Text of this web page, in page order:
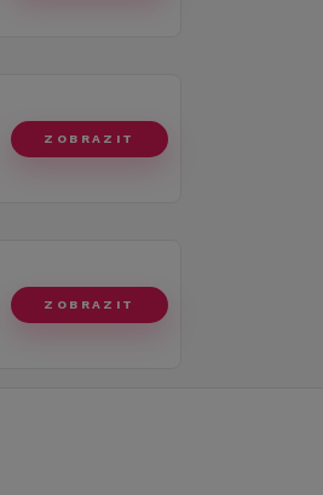
ZOBRAZIT
ZOBRAZIT